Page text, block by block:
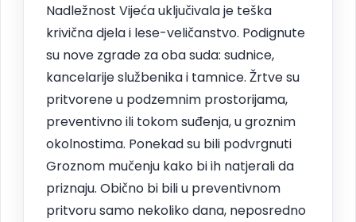
Nadležnost Vijeća uključivala je teška
krivična djela i lese-veličanstvo. Podignute
su nove zgrade za oba suda: sudnice,
kancelarije službenika i tamnice. Žrtve su
pritvorene u podzemnim prostorijama,
preventivno ili tokom suđenja, u groznim
okolnostima. Ponekad su bili podvrgnuti
Groznom mučenju kako bi ih natjerali da
priznaju. Obično bi bili u preventivnom
pritvoru samo nekoliko dana, neposredno